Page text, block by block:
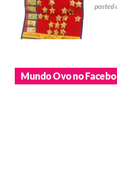
posted
Mundo Ovo no